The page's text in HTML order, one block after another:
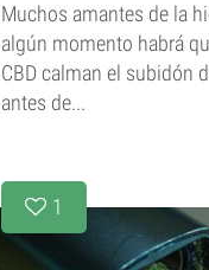
Muchos amantes de la
algún momento habrá
CBD calman el subidón
antes de...
1